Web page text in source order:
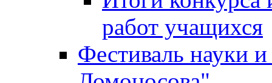
работ учащихся
Фестиваль науки